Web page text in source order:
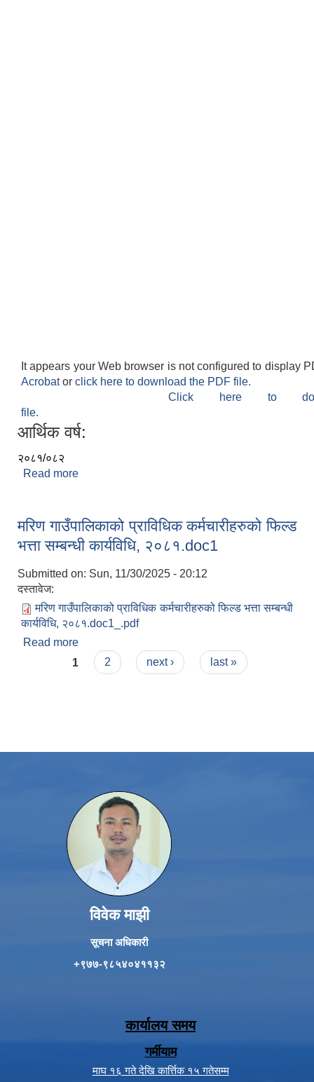
It appears your Web browser is not configured to display
Acrobator click here to download the PDF file.
Click here to
file.
आर्थिक वर्ष:
२०८१/०८२
Read more
मरिण गाउँपालिकाको प्राविधिक कर्मचारीहरुको फिल्ड
भत्ता सम्बन्धी कार्यविधि, २०८१.doc1
Submitted on: Sun, 11/30/2025 - 20:12
दस्तावेज:
मरिण गाउँपालिकाको प्राविधिक कर्मचारीहरुको फिल्ड भत्ता सम्बन्धी
कार्यविधि, २०८१.doc1_.pdf
Read more
फिल्ड भत्ता सम्बन्धी कार्यविधि, २०८१.doc1
Pages
1 2 next › last »
विवेक माझी
सूचना अधिकारी
+९७७-९८५४०४११३२
कार्यालय समय
गर्मीयाम
माघ १६ गते देखि कार्त्तिक १५ गतेसम्म